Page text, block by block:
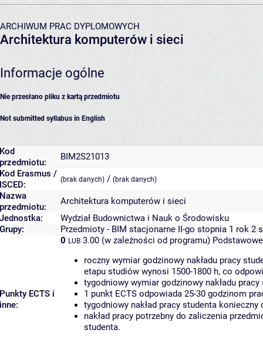
ARCHIWUM PRAC DYPLOMOWYCH
Architektura komputerów i sieci
Informacje ogólne
Nie przesłano pliku z kartą przedmiotu
Not submitted syllabus in English
Kod
przedmiotu:
BIM2S21013
Kod Erasmus /
ISCED:
(brak danych) / (brak danych)
Nazwa
przedmiotu:
Architektura komputerów i sieci
Jednostka:
Wydział Budownictwa i Nauk o Środowisku
Grupy:
Przedmioty - BIM stacjonarne II-go stopnia 1 rok 2
Punkty ECTS i
inne:
0 LUB 3.00 (w zależności od programu)
roczny wymiar godzinowy nakładu pracy
etapu studiów wynosi 1500-1800 h, co
tygodniowy wymiar godzinowy nakładu
1 punkt ECTS odpowiada 25-30 godzinom
tygodniowy nakład pracy studenta
nakład pracy potrzebny do zaliczenia
studenta.